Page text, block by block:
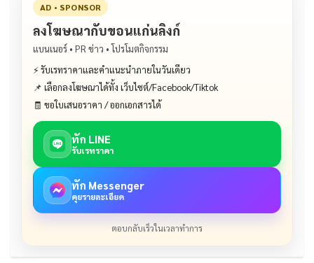
AD • SPONSOR
ลงโฆษณากับขอนแก่นลิงก์
แบนเนอร์ • PR ข่าว • โปรโมตกิจกรรม
⚡ รับเรทราคาและคำแนะนำภายในวันเดียว
📌 เลือกลงโฆษณาได้ทั้ง เว็บไซต์/Facebook/Tiktok
🧾 ขอใบเสนอราคา / ออกเอกสารได้
ทัก LINE
รับเรทราคา
ทัก Messenger
คุยรายละเอียด
ตอบกลับเร็วในเวลาทำการ